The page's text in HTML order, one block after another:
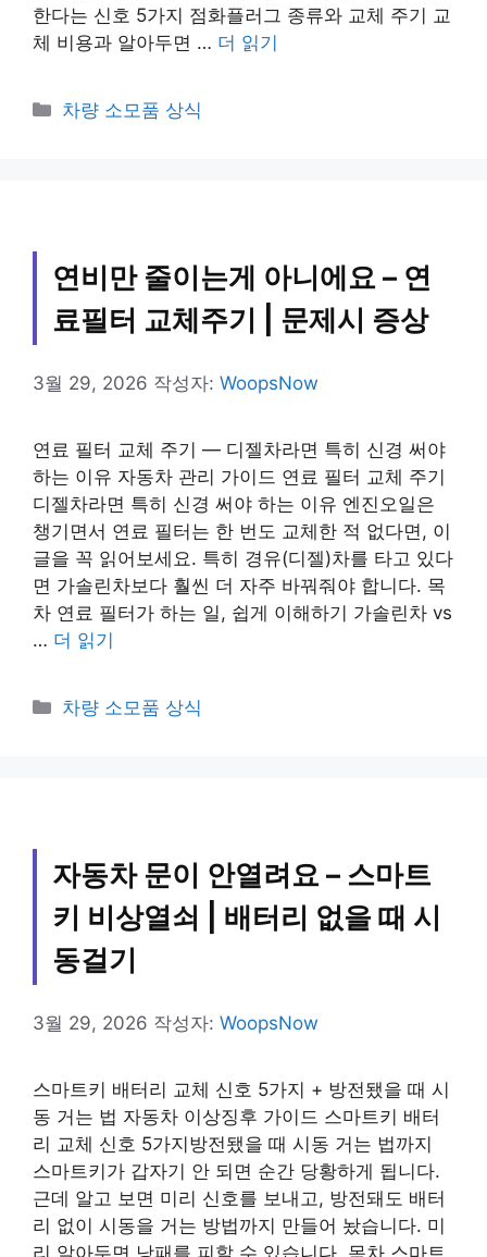
한다는 신호 5가지 점화플러그 종류와 교체 주기 교
체 비용과 알아두면 … 더 읽기
카
차량 소모품 상식
연비만 줄이는게 아니에요 – 연
료필터 교체주기 | 문제시 증상
3월 29, 2026 작성자: WoopsNow
연료 필터 교체 주기 — 디젤차라면 특히 신경 써야
하는 이유 자동차 관리 가이드 연료 필터 교체 주기
디젤차라면 특히 신경 써야 하는 이유 엔진오일은
챙기면서 연료 필터는 한 번도 교체한 적 없다면, 이
글을 꼭 읽어보세요. 특히 경유(디젤)차를 타고 있다
면 가솔린차보다 훨씬 더 자주 바꿔줘야 합니다. 목
차 연료 필터가 하는 일, 쉽게 이해하기 가솔린차 vs
… 더 읽기
카
차량 소모품 상식
자동차 문이 안열려요 – 스마트
키 비상열쇠 | 배터리 없을 때 시
동걸기
3월 29, 2026 작성자: WoopsNow
스마트키 배터리 교체 신호 5가지 + 방전됐을 때 시
동 거는 법 자동차 이상징후 가이드 스마트키 배터
리 교체 신호 5가지방전됐을 때 시동 거는 법까지
스마트키가 갑자기 안 되면 순간 당황하게 됩니다.
근데 알고 보면 미리 신호를 보내고, 방전돼도 배터
리 없이 시동을 거는 방법까지 만들어 놨습니다. 미
리 알아두면 낭패를 피할 수 있습니다. 목차 스마트